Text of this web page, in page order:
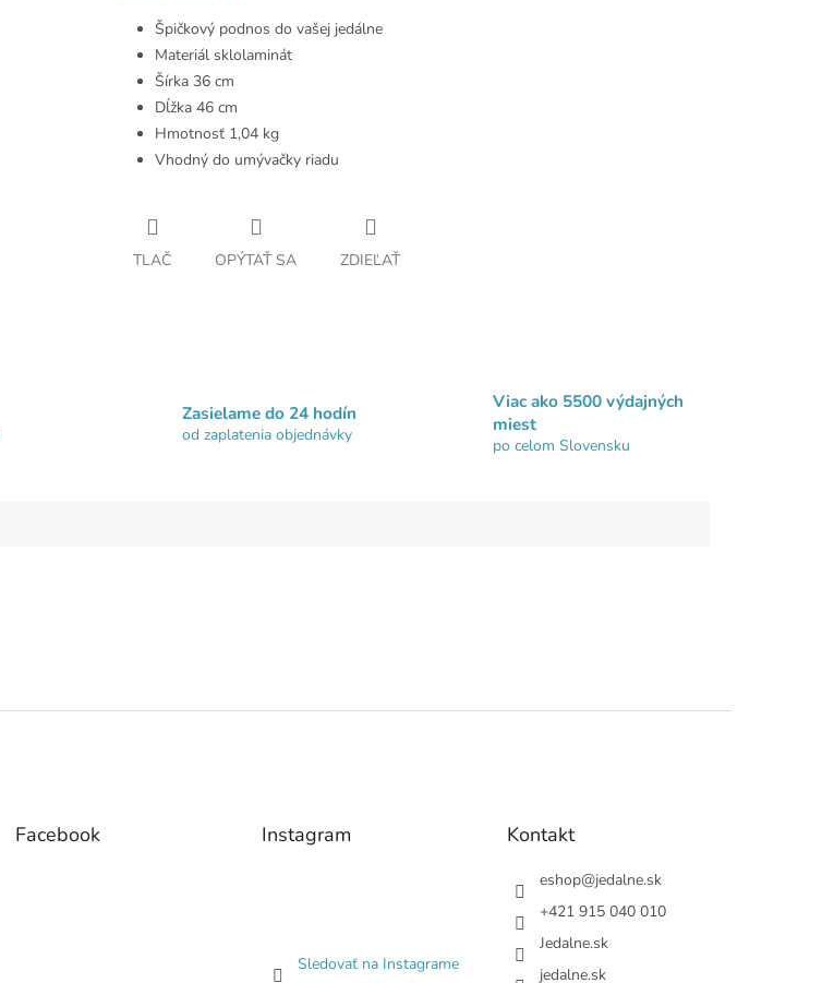
Špičkový podnos do vašej jedálne
Materiál sklolaminát
Šírka 36 cm
Dĺžka 46 cm
Hmotnosť 1,04 kg
Vhodný do umývačky riadu
TLAČ OPÝTAŤ SA ZDIEĽAŤ
Zasielame do 24 hodín
od zaplatenia objednávky
Viac ako 5500 výdajných
miest
po celom Slovensku
Facebook Instagram
Sledovať na Instagrame
Kontakt
eshop@jedalne.sk
+421 915 040 010
Jedalne.sk
jedalne.sk